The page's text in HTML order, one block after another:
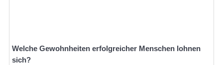
Welche Gewohnheiten erfolgreicher Menschen lohnen
sich?